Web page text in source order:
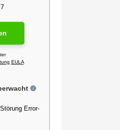
EULA
Error-